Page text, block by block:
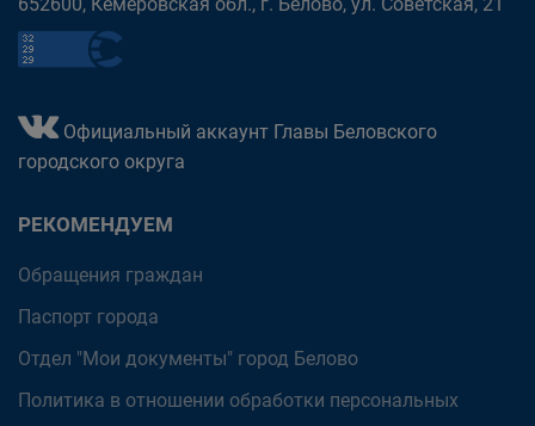
Официальный аккаунт Главы Беловского
городского округа
РЕКОМЕНДУЕМ
Обращения граждан
Паспорт города
Отдел "Мои документы" город Белово
Политика в отношении обработки персональных